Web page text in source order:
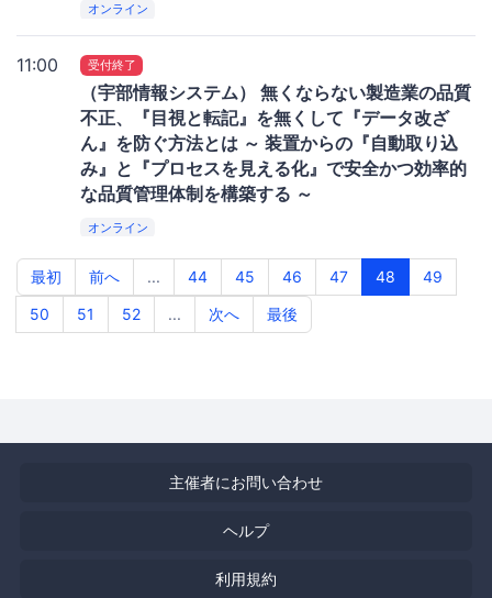
オンライン
11:00 受付終了
（宇部情報システム） 無くならない製造業の品質
不正、『目視と転記』を無くして『データ改ざ
ん』を防ぐ方法とは ～ 装置からの『自動取り込
み』と『プロセスを見える化』で安全かつ効率的
な品質管理体制を構築する ～
オンライン
最初 前へ ... 44 45 46 47 48
49
50
51 52 ... 次へ 最後
主催者にお問い合わせ
ヘルプ
利用規約